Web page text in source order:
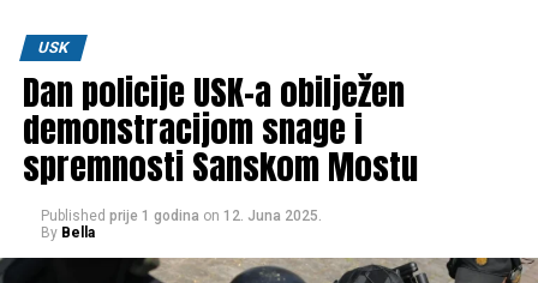
USK
Dan policije USK-a obilježen
demonstracijom snage i
spremnosti Sanskom Mostu
Published prije 1 godina on 12. Juna 2025.
By Bella